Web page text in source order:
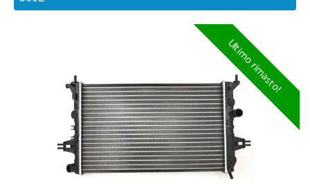
Ultimo rimasto!